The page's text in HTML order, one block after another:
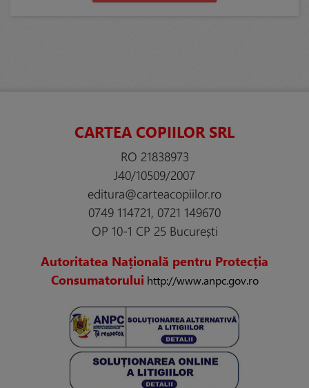
CARTEA COPIILOR SRL
RO 21838973
J40/10509/2007
editura@carteacopiilor.ro
0749 114721, 0721 149670
OP 10-1 CP 25 București
Autoritatea Națională pentru Protecția
Consumatorului http://www.anpc.gov.ro